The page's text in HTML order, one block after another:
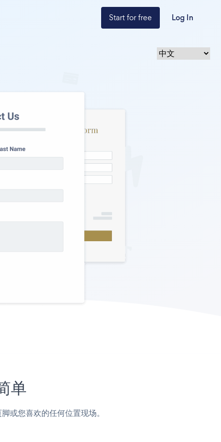
Start for free Log In
单
您喜欢的任何位置现场。